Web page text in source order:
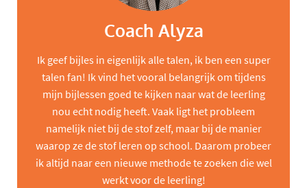
Coach Alyza
Ik geef bijles in eigenlijk alle talen, ik ben een super
talen fan! Ik vind het vooral belangrijk om tijdens
mijn bijlessen goed te kijken naar wat de leerling
nou echt nodig heeft. Vaak ligt het probleem
namelijk niet bij de stof zelf, maar bij de manier
waarop ze de stof leren op school. Daarom probeer
ik altijd naar een nieuwe methode te zoeken die wel
werkt voor de leerling!